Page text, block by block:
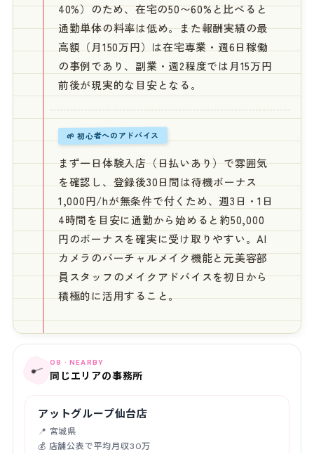
40%）のため、在宅の50〜60%と比べると
通勤単体の料率は低め。また報酬実績の最
高額（月150万円）は在宅専業・週6日稼働
の事例であり、副業・週2程度では月15万円
前後が現実的な目安となる。
🌱 初心者へのアドバイス
まず一日体験入店（日払いあり）で雰囲気
を確認し、登録後30日間は待機ボーナス
1,000円/hが無条件で付くため、週3日・1日
4時間を目安に通勤から始めると約50,000
円のボーナスを確実に受け取りやすい。AI
カメラのバーチャルメイク機能と元美容部
員スタッフのメイクアドバイスを初日から
積極的に活用すること。
📍 08 · NEARBY
同じエリアの事務所
アットグループ仙台店
📍 宮城県
💰 店舗公表で平均月収30万